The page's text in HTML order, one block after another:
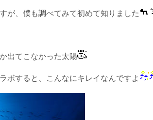
が、僕も調べてみて初めて知りました
出てこなかった太陽
ボすると、こんなにキレイなんですよ